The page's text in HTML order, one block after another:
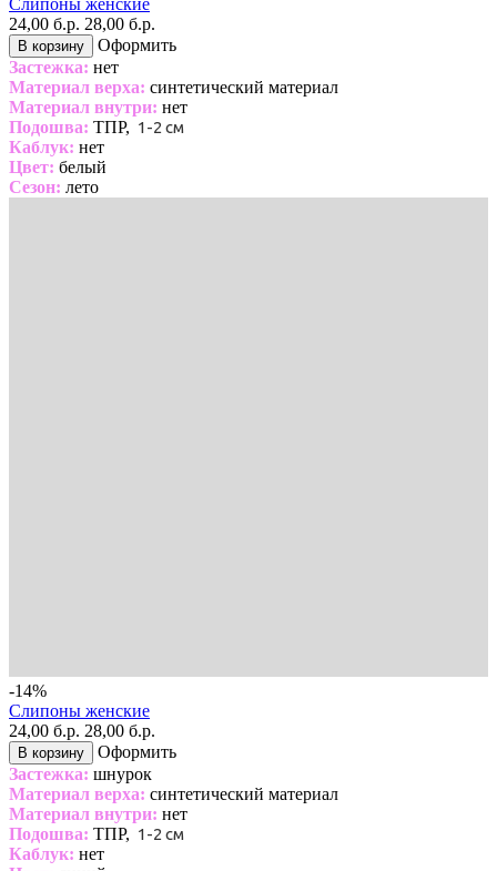
24,00 б.р. 28,00 б.р.
В корзину
Оформить
Застежка: нет
Материал верха: синтетический материал
Материал внутри: нет
Подошва: ТПР, 1-2 см
Каблук: нет
Цвет: белый
Сезон: лето
-14%
Слипоны женские
24,00 б.р. 28,00 б.р.
В корзину
Оформить
Застежка: шнурок
Материал верха: синтетический материал
Материал внутри: нет
Подошва: ТПР, 1-2 см
Каблук: нет